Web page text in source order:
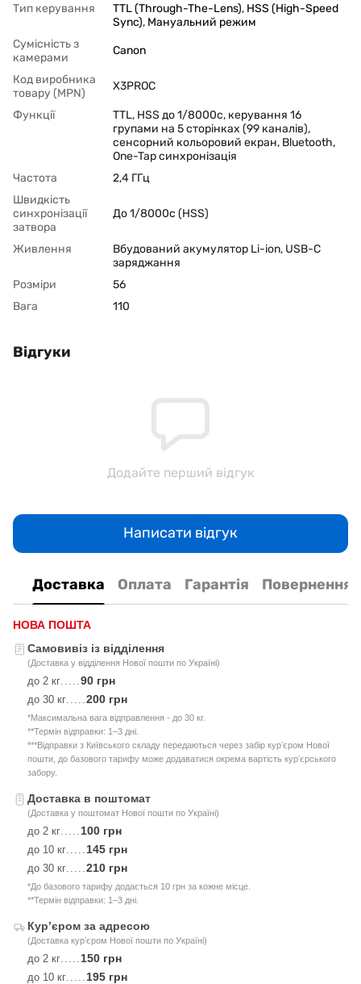
Тип керування TTL (Through-The-Lens), HSS (High-Speed
Sync), Мануальний режим
Сумісність з
камерами
Canon
Код виробника
товару (MPN)
X3PROC
Функції
TTL, HSS до 1/8000с, керування 16
групами на 5 сторінках (99 каналів),
сенсорний кольоровий екран, Bluetooth,
One-Tap синхронізація
Частота
2,4 ГГц
Швидкість
синхронізації
затвора
До 1/8000с (HSS)
Живлення
Вбудований акумулятор Li-ion, USB-C
заряджання
Розміри
56
Вага
110
Відгуки
Додайте перший відгук
Написати відгук
Доставка Оплата Гарантія Повернення
НОВА ПОШТА
Самовивіз із відділення
(Доставка у відділення Нової пошти по Україні)
до 2 кг 90 грн
до 30 кг 200 грн
*Максимальна вага відправлення - до 30 кг.
**Термін відправки: 1–3 дні.
***Відправки з Київського складу передаються через забір курʼєром Нової
пошти, до базового тарифу може додаватися окрема вартість курʼєрського
забору.
Доставка в поштомат
(Доставка у поштомат Нової пошти по Україні)
до 2 кг 100 грн
до 10 кг 145 грн
до 30 кг 210 грн
*До базового тарифу додається 10 грн за кожне місце.
**Термін відправки: 1–3 дні.
Курʼєром за адресою
(Доставка курʼєром Нової пошти по Україні)
до 2 кг 150 грн
до 10 кг 195 грн